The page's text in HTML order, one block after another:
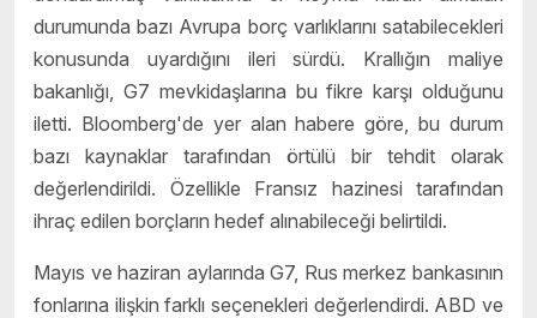
durumunda bazı Avrupa borç varlıklarını satabilecekleri
konusunda uyardığını ileri sürdü. Krallığın maliye
bakanlığı, G7 mevkidaşlarına bu fikre karşı olduğunu
iletti. Bloomberg'de yer alan habere göre, bu durum
bazı kaynaklar tarafından örtülü bir tehdit olarak
değerlendirildi. Özellikle Fransız hazinesi tarafından
ihraç edilen borçların hedef alınabileceği belirtildi.
Mayıs ve haziran aylarında G7, Rus merkez bankasının
fonlarına ilişkin farklı seçenekleri değerlendirdi. ABD ve